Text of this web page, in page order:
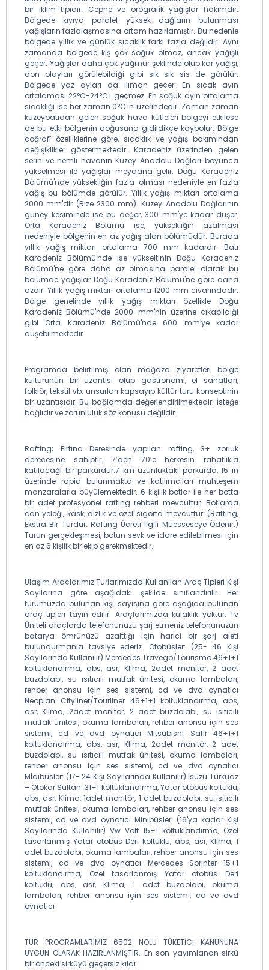
bir iklim tipidir. Cephe ve orografîk yağışlar hâkimdir.
Bölgede kıyıya paralel yüksek dağların bulunması
yağışların fazlalaşmasına ortam hazırlamıştır. Bu nedenle
bölgede yıllık ve günlük sıcaklık farkı fazla değildir. Aynı
zamanda bölgede kış çok soğuk olmaz, ancak yağışlı
geçer. Yağışlar daha çok yağmur şeklinde olup kar yağışı,
don olayları görülebildiği gibi sık sık sis de görülür.
Bölgede yaz ayları da ılıman geçer. En sıcak ayın
ortalaması 22°C-24°C'ı geçmez. En soğuk ayın ortalama
sıcaklığı ise her zaman 0°C'ın üzerindedir. Zaman zaman
kuzeybatıdan gelen soğuk hava kütleleri bölgeyi etkilese
de bu etki bölgenin doğusuna gidildikçe kaybolur. Bölge
coğrafî özelliklerine göre, sıcaklık ve yağış bakımından
değişiklikler göstermektedir. Karadeniz üzerinden gelen
serin ve nemli havanın Kuzey Anadolu Dağları boyunca
yükselmesi ile yağışlar meydana gelir. Doğu Karadeniz
Bölümü'nde yüksekliğin fazla olması nedeniyle en fazla
yağış bu bölümde görülür. Yıllık yağış miktarı ortalama
2000 mm'dir (Rize 2300 mm). Kuzey Anadolu Dağlarının
güney kesiminde ise bu değer, 300 mm'ye kadar düşer.
Orta Karadeniz Bölümü ise, yüksekliğin azalması
nedeniyle bölgenin en az yağış alan bölümüdür. Burada
yıllık yağış miktarı ortalama 700 mm kadardır. Batı
Karadeniz Bölümü'nde ise yükseltinin Doğu Karadeniz
Bölümü'ne göre daha az olmasına paralel olarak bu
bölümde yağışlar Doğu Karadeniz Bölümü'ne göre daha
azdır. Yıllık yağış miktarı ortalama 1200 mm civarındadır.
Bölge genelinde yıllık yağış miktarı özellikle Doğu
Karadeniz Bölümü'nde 2000 mm'nin üzerine çıkabildiği
gibi Orta Karadeniz Bölümü'nde 600 mm'ye kadar
düşebilmektedir.
Programda belirtilmiş olan mağaza ziyaretleri bölge
kültürünün bir uzantısı olup gastronomi, el sanatları,
folklör, tekstil vb. unsurları kapsayıp kültür turu konseptinin
bir uzantısıdır. Bu bağlamda değerlendirilmektedir. İsteğe
bağlıdır ve zorunluluk söz konusu değildir.
Rafting; Fırtına Deresinde yapılan rafting, 3+ zorluk
derecesine sahiptir. 7’den 70’e herkesin rahatlıkla
katılacağı bir parkurdur.7 km uzunluktaki parkurda, 15 in
üzerinde rapid bulunmakta ve katılımcıları muhteşem
manzaralarla büyülemektedir. 6 kişilik botlar ile her botta
bir adet profesyonel rafting rehberi mevcuttur. Botlarda
can yeleği, kask, dizlik ve özel sigorta mevcuttur. (Rafting,
Ekstra Bir Turdur. Rafting Ücreti İlgili Müesseseye Ödenir.)
Turun gerçekleşmesi, botun sevk ve idare edilebilmesi için
en az 6 kişilik bir ekip gerekmektedir.
Ulaşım Araçlarımız Turlarımızda Kullanılan Araç Tipleri Kişi
Sayılarına göre aşağıdaki şekilde sınıflandırılır. Her
turumuzda bulunan kişi sayısına göre aşağıda bulunan
araç tipleri tayin edilir. Araçlarımızda kulaklık yoktur. Tv
Üniteli araçlarda telefonunuzu şarj etmeniz telefonunuzun
batarya ömrünüzü azalttığı için harici bir şarj aleti
bulundurmanızı tavsiye ederiz. Otobüsler: (25- 46 Kişi
Sayılarında Kullanılır) Mercedes Travego/Tourismo 46+1+1
koltuklandırma, abs, asr, Klima, 2adet monitör, 2 adet
buzdolabı, su ısıtıcılı mutfak ünitesi, okuma lambaları,
rehber anonsu için ses sistemi, cd ve dvd oynatıcı
Neoplan Cityliner/Tourliner 46+1+1 koltuklandırma, abs,
asr, Klima, 2adet monitör, 2 adet buzdolabı, su ısıtıcılı
mutfak ünitesi, okuma lambaları, rehber anonsu için ses
sistemi, cd ve dvd oynatıcı Mıtsubıshı Safir 46+1+1
koltuklandırma, abs, asr, Klima, 2adet monitör, 2 adet
buzdolabı, su ısıtıcılı mutfak ünitesi, okuma lambaları,
rehber anonsu için ses sistemi, cd ve dvd oynatıcı
Mİdibüsler: (17- 24 Kişi Sayılarında Kullanılır) Isuzu Turkuaz
– Otokar Sultan: 31+1 koltuklandırma, Yatar otobüs koltuklu,
abs, asr, Klima, 1adet monitör, 1 adet buzdolabı, su ısıtıcılı
mutfak ünitesi, okuma lambaları, rehber anonsu için ses
sistemi, cd ve dvd oynatıcı Minibüsler: (16'ya kadar Kişi
Sayılarında Kullanılır) Vw Volt 15+1 koltuklandırma, Özel
tasarlanmış Yatar otobüs Deri koltuklu, abs, asr, Klima, 1
adet buzdolabı, okuma lambaları, rehber anonsu için ses
sistemi, cd ve dvd oynatıcı Mercedes Sprınter 15+1
koltuklandırma, Özel tasarlanmış Yatar otobüs Deri
koltuklu, abs, asr, Klima, 1 adet buzdolabı, okuma
lambaları, rehber anonsu için ses sistemi, cd ve dvd
oynatıcı
TUR PROGRAMLARIMIZ 6502 NOLU TÜKETİCİ KANUNUNA
UYGUN OLARAK HAZIRLANMIŞTIR. En son yayımlanan sirkü
bir önceki sirküyü geçersiz kılar.